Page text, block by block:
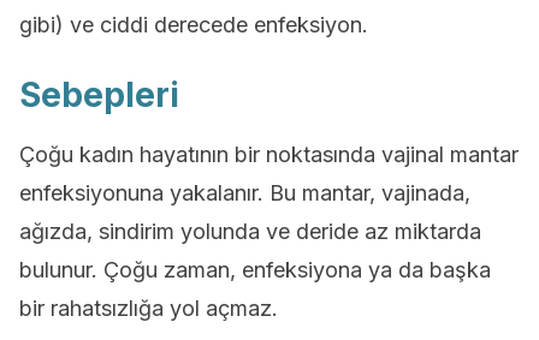
gibi) ve ciddi derecede enfeksiyon.
Sebepleri
Çoğu kadın hayatının bir noktasında vajinal mantar
enfeksiyonuna yakalanır. Bu mantar, vajinada,
ağızda, sindirim yolunda ve deride az miktarda
bulunur. Çoğu zaman, enfeksiyona ya da başka
bir rahatsızlığa yol açmaz.